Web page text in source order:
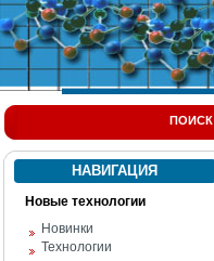
ПОИСК
НАВИГАЦИЯ
Новые технологии
Новинки
Технологии